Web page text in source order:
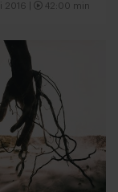
2016 | 42:00 min